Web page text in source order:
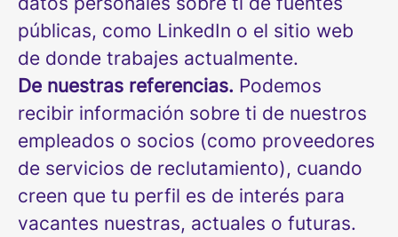
públicas, como LinkedIn o el sitio web
de donde trabajes actualmente.
De nuestras referencias. Podemos
recibir información sobre ti de nuestros
empleados o socios (como proveedores
de servicios de reclutamiento), cuando
creen que tu perfil es de interés para
vacantes nuestras, actuales o futuras.